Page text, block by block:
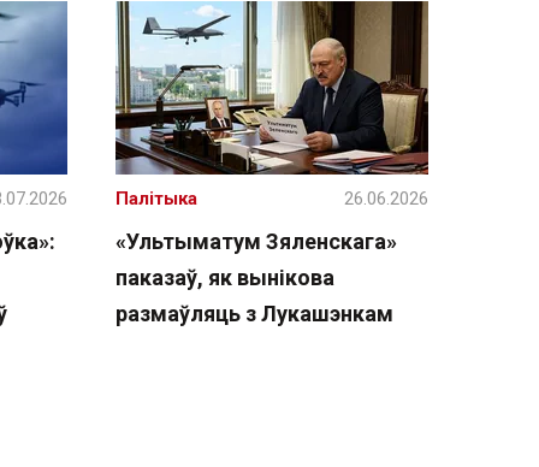
«Ультыматум Зяленскага»
паказаў, як вынікова
размаўляць з Лукашэнкам
Палітыка 26.06.2026